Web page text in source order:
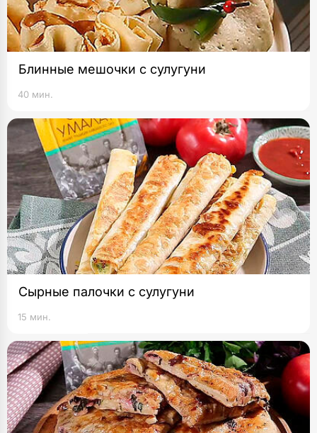
Блинные мешочки с сулугуни
40 мин.
Сырные палочки с сулугуни
15 мин.